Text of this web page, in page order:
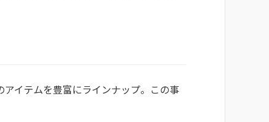
イテムを豊富にラインナップ。この事